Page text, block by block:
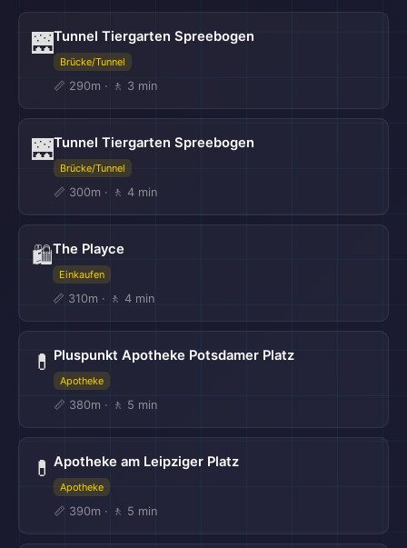
🌉Tunnel Tiergarten Spreebogen
Brücke/Tunnel
📏 290m · 🚶 3 min
🌉Tunnel Tiergarten Spreebogen
Brücke/Tunnel
📏 300m · 🚶 4 min
🛍️The Playce
Einkaufen
📏 310m · 🚶 4 min
💊 Pluspunkt Apotheke Potsdamer Platz
Apotheke
📏 380m · 🚶 5 min
💊 Apotheke am Leipziger Platz
Apotheke
📏 390m · 🚶 5 min